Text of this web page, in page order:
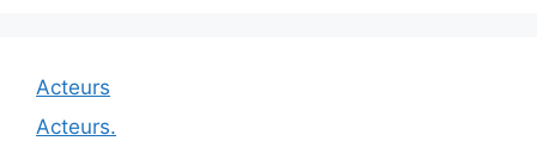
Acteurs
Acteurs.